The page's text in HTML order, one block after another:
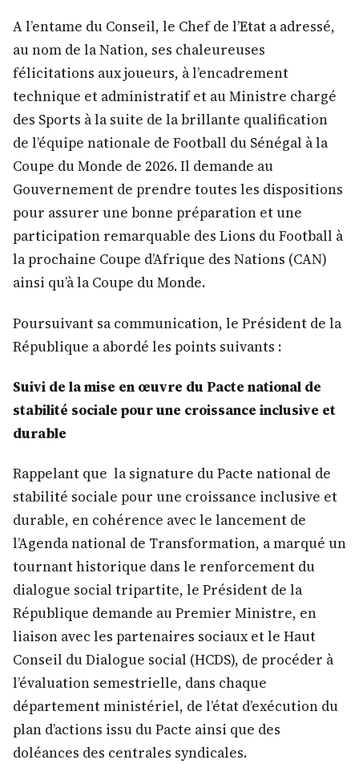
A l’entame du Conseil, le Chef de l’Etat a adressé,
au nom de la Nation, ses chaleureuses
félicitations aux joueurs, à l’encadrement
technique et administratif et au Ministre chargé
des Sports à la suite de la brillante qualification
de l’équipe nationale de Football du Sénégal à la
Coupe du Monde de 2026. Il demande au
Gouvernement de prendre toutes les dispositions
pour assurer une bonne préparation et une
participation remarquable des Lions du Football à
la prochaine Coupe d’Afrique des Nations (CAN)
ainsi qu’à la Coupe du Monde.
Poursuivant sa communication, le Président de la
République a abordé les points suivants :
Suivi de la mise en œuvre du Pacte national de
stabilité sociale pour une croissance inclusive et
durable
Rappelant que la signature du Pacte national de
stabilité sociale pour une croissance inclusive et
durable, en cohérence avec le lancement de
l’Agenda national de Transformation, a marqué un
tournant historique dans le renforcement du
dialogue social tripartite, le Président de la
République demande au Premier Ministre, en
liaison avec les partenaires sociaux et le Haut
Conseil du Dialogue social (HCDS), de procéder à
l’évaluation semestrielle, dans chaque
département ministériel, de l’état d’exécution du
plan d’actions issu du Pacte ainsi que des
doléances des centrales syndicales.